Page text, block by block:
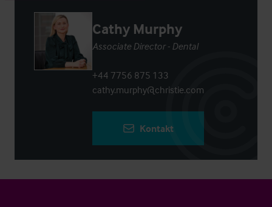
Cathy Murphy
Associate Director - Dental
+44 7756 875 133
cathy.murphy@christie.com
Kontakt